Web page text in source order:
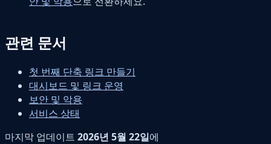
관련 문서
첫 번째 단축 링크 만들기
대시보드 및 링크 운영
보안 및 악용
서비스 상태
마지막 업데이트 2026년 5월 22일에